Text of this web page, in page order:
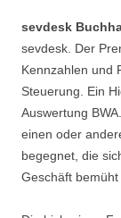
sevdesk
sevdesk. Der
Kennzahlen und
Steuerung. Ein
Auswertung
einen oder
begegnet, die
Geschäft bemüht